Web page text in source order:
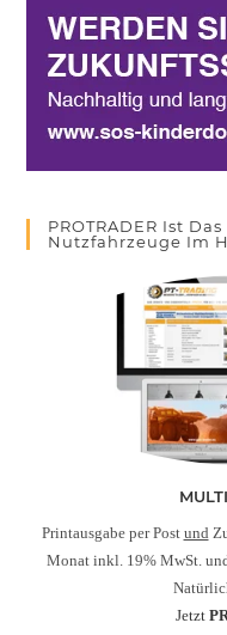
PROTRADER Ist
Nutzfahrzeuge Im
Printausgabe per Post und
Monat inkl. 19% MwSt.
Jetzt